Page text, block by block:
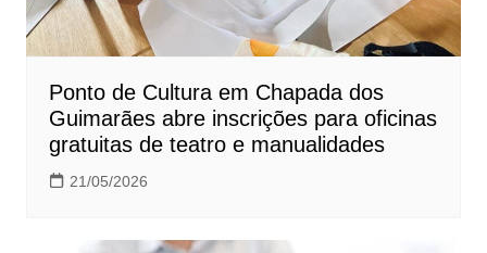
Ponto de Cultura em Chapada dos
Guimarães abre inscrições para oficinas
gratuitas de teatro e manualidades
21/05/2026